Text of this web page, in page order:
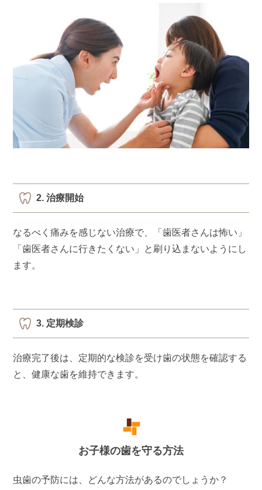
2. 治療開始
なるべく痛みを感じない治療で、「歯医者さんは怖い」
「歯医者さんに行きたくない」と刷り込まないようにし
ます。
3. 定期検診
治療完了後は、定期的な検診を受け歯の状態を確認する
と、健康な歯を維持できます。
お子様の歯を守る方法
虫歯の予防には、どんな方法があるのでしょうか？